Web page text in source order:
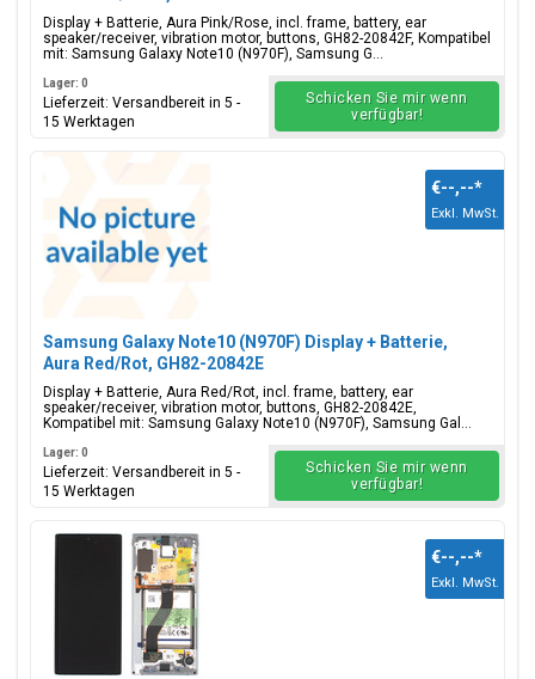
Display + Batterie, Aura Pink/Rose, incl. frame, battery, ear
speaker/receiver, vibration motor, buttons, GH82-20842F, Kompatibel
mit: Samsung Galaxy Note10 (N970F), Samsung G...
Lager: 0
Lieferzeit: Versandbereit in 5 -
15 Werktagen
Schicken Sie mir wenn
verfügbar!
Samsung Galaxy Note10 (N970F) Display + Batterie,
Aura Red/Rot, GH82-20842E
Display + Batterie, Aura Red/Rot, incl. frame, battery, ear
speaker/receiver, vibration motor, buttons, GH82-20842E,
Kompatibel mit: Samsung Galaxy Note10 (N970F), Samsung Gal...
€--,--*
Exkl. MwSt.
Lager: 0
Lieferzeit: Versandbereit in 5 -
15 Werktagen
Schicken Sie mir wenn
verfügbar!
€--,--*
Exkl. MwSt.